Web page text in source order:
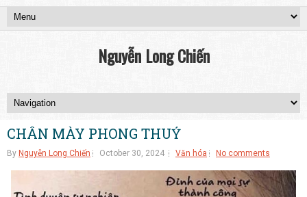
Nguyễn Long Chiến
CHÂN MÀY PHONG THUỶ
By Nguyễn Long Chiến October 30, 2024 Văn hóa No comments